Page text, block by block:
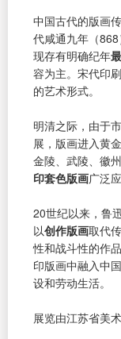
中国古代的版画
代咸通九年（868
现存有明确纪年
容为主。宋代印
的艺术形式。
明清之际，由于
展，版画进入黄金
金陵、武陵、徽
印套色版画广泛
20世纪以来，鲁
以创作版画取代
性和战斗性的作
印版画中融入中
设和劳动生活。
展览由江苏省美